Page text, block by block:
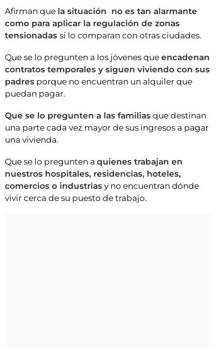
Afirman que la situación no es tan alarmante
como para aplicar la regulación de zonas
tensionadas si lo comparan con otras ciudades.
Que se lo pregunten a los jóvenes que encadenan
contratos temporales y siguen viviendo con sus
padres porque no encuentran un alquiler que
puedan pagar.
Que se lo pregunten a las familias que destinan
una parte cada vez mayor de sus ingresos a pagar
una vivienda.
Que se lo pregunten a quienes trabajan en
nuestros hospitales, residencias, hoteles,
comercios o industrias y no encuentran dónde
vivir cerca de su puesto de trabajo.